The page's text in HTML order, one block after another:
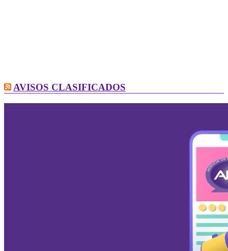
AVISOS CLASIFICADOS